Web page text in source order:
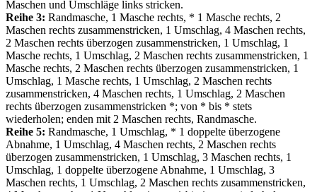
Maschen und Umschläge links stricken.
Reihe 3: Randmasche, 1 Masche rechts, * 1 Masche rechts, 2
Maschen rechts zusammenstricken, 1 Umschlag, 4 Maschen rechts,
2 Maschen rechts überzogen zusammenstricken, 1 Umschlag, 1
Masche rechts, 1 Umschlag, 2 Maschen rechts zusammenstricken, 1
Masche rechts, 2 Maschen rechts überzogen zusammenstricken, 1
Umschlag, 1 Masche rechts, 1 Umschlag, 2 Maschen rechts
zusammenstricken, 4 Maschen rechts, 1 Umschlag, 2 Maschen
rechts überzogen zusammenstricken *; von * bis * stets
wiederholen; enden mit 2 Maschen rechts, Randmasche.
Reihe 5: Randmasche, 1 Umschlag, * 1 doppelte überzogene
Abnahme, 1 Umschlag, 4 Maschen rechts, 2 Maschen rechts
überzogen zusammenstricken, 1 Umschlag, 3 Maschen rechts, 1
Umschlag, 1 doppelte überzogene Abnahme, 1 Umschlag, 3
Maschen rechts, 1 Umschlag, 2 Maschen rechts zusammenstricken,